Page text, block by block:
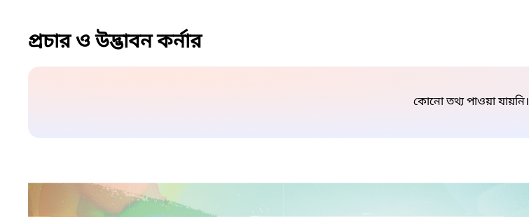
প্রচার ও উদ্ভাবন কর্নার
কোনো তথ্য পাওয়া যায়নি।